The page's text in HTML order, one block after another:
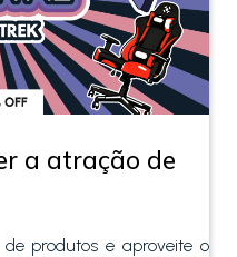
a atração de
produtos e aproveite o